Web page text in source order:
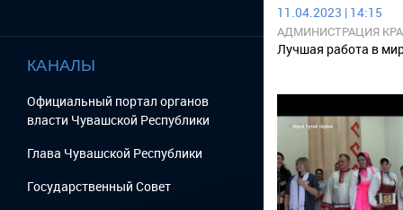
КАНАЛЫ
Официальный портал органов
власти Чувашской Республики
Глава Чувашской Республики
Государственный Cовет
11.04.2023 | 14:15
АДМИНИСТРАЦИЯ
РАЙОНА ЧУВАШСКОЙ
Лучшая работа в